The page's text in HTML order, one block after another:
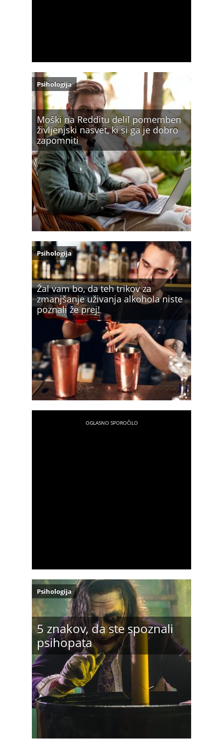
Moški na Redditu delil pomemben
življenjski nasvet, ki si ga je dobro
zapomniti
Psihologija
Žal vam bo, da teh trikov za
zmanjšanje uživanja alkohola niste
poznali že prej!
Psihologija
5 znakov, da ste spoznali
psihopata
Psihologija